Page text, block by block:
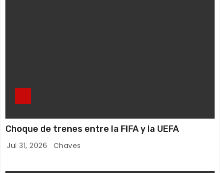
Choque de trenes entre la FIFA y la UEFA
Jul 31, 2026 Chaves